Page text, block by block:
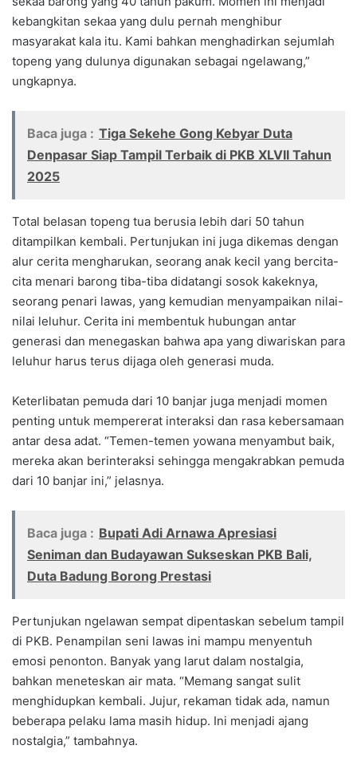
kebangkitan sekaa yang dulu pernah menghibur
masyarakat kala itu. Kami bahkan menghadirkan sejumlah
topeng yang dulunya digunakan sebagai ngelawang,”
ungkapnya.
Baca juga : Tiga Sekehe Gong Kebyar Duta
Denpasar Siap Tampil Terbaik di PKB XLVII Tahun
2025
Total belasan topeng tua berusia lebih dari 50 tahun
ditampilkan kembali. Pertunjukan ini juga dikemas dengan
alur cerita mengharukan, seorang anak kecil yang bercita-
cita menari barong tiba-tiba didatangi sosok kakeknya,
seorang penari lawas, yang kemudian menyampaikan nilai-
nilai leluhur. Cerita ini membentuk hubungan antar
generasi dan menegaskan bahwa apa yang diwariskan para
leluhur harus terus dijaga oleh generasi muda.
Keterlibatan pemuda dari 10 banjar juga menjadi momen
penting untuk mempererat interaksi dan rasa kebersamaan
antar desa adat. “Temen-temen yowana menyambut baik,
mereka akan berinteraksi sehingga mengakrabkan pemuda
dari 10 banjar ini,” jelasnya.
Baca juga : Bupati Adi Arnawa Apresiasi
Seniman dan Budayawan Sukseskan PKB Bali,
Duta Badung Borong Prestasi
Pertunjukan ngelawan sempat dipentaskan sebelum tampil
di PKB. Penampilan seni lawas ini mampu menyentuh
emosi penonton. Banyak yang larut dalam nostalgia,
bahkan meneteskan air mata. “Memang sangat sulit
menghidupkan kembali. Jujur, rekaman tidak ada, namun
beberapa pelaku lama masih hidup. Ini menjadi ajang
nostalgia,” tambahnya.